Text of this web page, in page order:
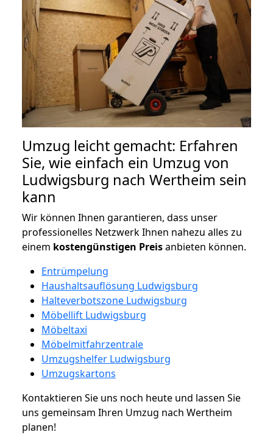
Umzug leicht gemacht: Erfahren
Sie, wie einfach ein Umzug von
Ludwigsburg nach Wertheim sein
kann
Wir können Ihnen garantieren, dass unser
professionelles Netzwerk Ihnen nahezu alles zu
einem kostengünstigen Preisanbieten können.
Entrümpelung
Haushaltsauflösung Ludwigsburg
Halteverbotszone Ludwigsburg
Möbellift Ludwigsburg
Möbeltaxi
Möbelmitfahrzentrale
Umzugshelfer Ludwigsburg
Umzugskartons
Kontaktieren Sie uns noch heute und lassen Sie
uns gemeinsam Ihren Umzug nach Wertheim
planen!